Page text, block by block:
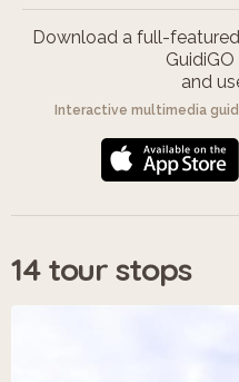
Download a full-
and
Interactive multimedia
14 tour stops